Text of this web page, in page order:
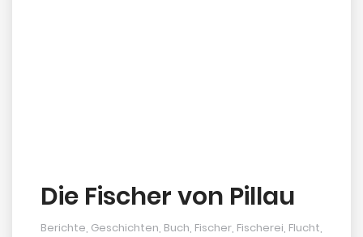
Die Fischer von Pillau
Berichte, Geschichten, Buch, Fischer, Fischerei, Flucht,